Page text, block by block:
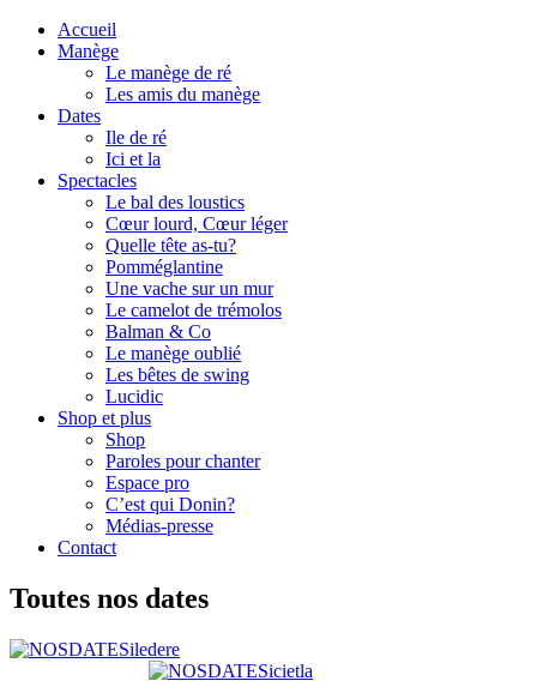
Accueil
Manège
Le manège de ré
Les amis du manège
Dates
Ile de ré
Ici et la
Spectacles
Le bal des loustics
Cœur lourd, Cœur léger
Quelle tête as-tu?
Pomméglantine
Une vache sur un mur
Le camelot de trémolos
Balman & Co
Le manège oublié
Les bêtes de swing
Lucidic
Shop et plus
Shop
Paroles pour chanter
Espace pro
C’est qui Donin?
Médias-presse
Contact
Toutes nos dates